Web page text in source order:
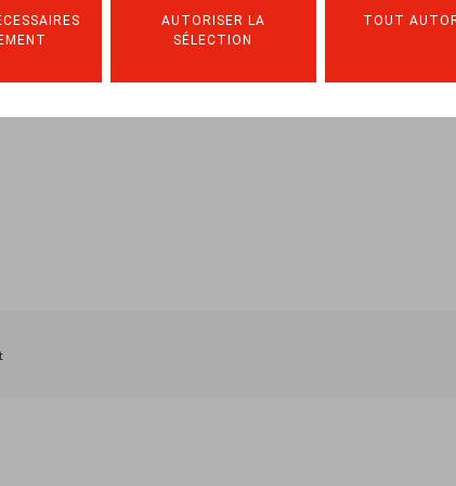
AUTORISER LA
SÉLECTION
TOUT